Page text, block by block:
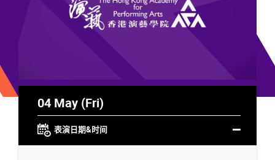
04 May (Fri)
表演日期&时间